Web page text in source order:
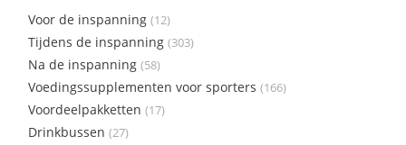
Voor de inspanning (12)
Tijdens de inspanning (303)
Na de inspanning (58)
Voedingssupplementen voor sporters (166)
Voordeelpakketten (17)
Drinkbussen (27)